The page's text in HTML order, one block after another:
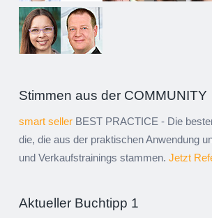
Stimmen aus der COMMUNITY
smart seller BEST PRACTICE - Die
die, die aus der praktischen Anwendung
und Verkaufstrainings stammen. Jetzt
Aktueller Buchtipp 1